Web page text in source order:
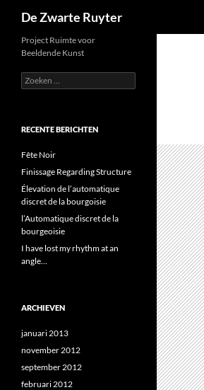
inhoud
De Zwarte Ruyter
Project Ruimte voor
Beeldende Kunst
Zoeken
naar:
RECENTE BERICHTEN
Fête Noir
Finissage Regarding Structure
Élevation de l’automatique
discret de la bourgoisie
l’Automatique discret de la
bourgeoisie
I have lost my rhythm at an
angle…
ARCHIEVEN
januari 2013
november 2012
september 2012
februari 2012